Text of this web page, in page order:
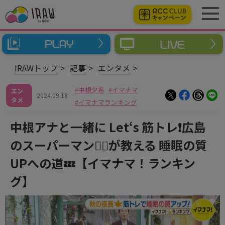
IRAWトップ 記事 エンタメ
エン
タメ
2024.09.18
中根夕希
イマナマ
イマナマランキング
中根アナと一緒に Let‘s 筋トレ❗広島
のスーパーマン🦸‍♂️が教える 睡眠の質
UPへの道💤【イマナマ！ランキン
グ】